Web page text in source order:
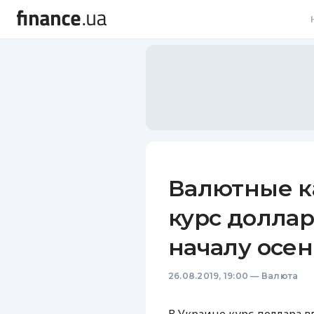
Валютные
курс
началу
26.08.2019, 19:00 — Валюта